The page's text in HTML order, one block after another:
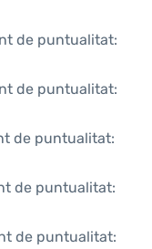
de puntualitat:
de puntualitat:
de puntualitat:
de puntualitat:
de puntualitat: